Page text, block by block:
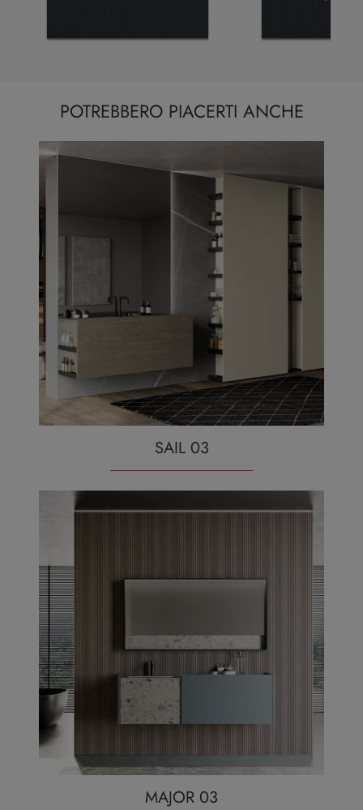
POTREBBERO PIACERTI ANCHE
SAIL 03
MAJOR 03